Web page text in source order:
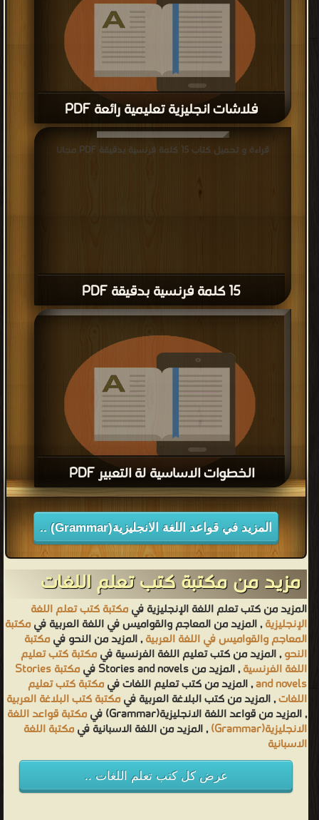
فلاشات انجليزية تعليمية رائعة PDF
قراءة و تحميل كتاب فلاشات انجليزية تعليمية رائعة PDF مجانا
15 كلمة فرنسية بدقيقة PDF
قراءة و تحميل كتاب 15 كلمة فرنسية بدقيقة PDF مجانا
الخطوات الاساسية لة التعبير PDF
قراءة و تحميل كتاب الخطوات الاساسية لة التعبير PDF مجانا
المزيد في قواعد اللغة الانجليزية(Grammar) ..
مزيد من مكتبة كتب تعلم اللغات
المزيد من كتب تعلم اللغة الإنجليزية فيمكتبة كتب تعلم اللغة
الإنجليزية, المزيد من المعاجم والقواميس في اللغة العربية فيمكتبة
المعاجم والقواميس في اللغة العربية, المزيد من النحو فيمكتبة
النحو, المزيد من كتب تعليم اللغة الفرنسية فيمكتبة كتب تعليم
اللغة الفرنسية, المزيد من Stories and novels في مكتبة Stories
and novels, المزيد من كتب تعليم اللغات فيمكتبة كتب تعليم
اللغات, المزيد من كتب البلاغة العربية فيمكتبة كتب البلاغة العربية
, المزيد من قواعد اللغة الانجليزية(Grammar) في مكتبة قواعد اللغة
الانجليزية(Grammar) , المزيد من اللغة الاسبانية فيمكتبة اللغة
الاسبانية
عرض كل كتب تعلم اللغات ..